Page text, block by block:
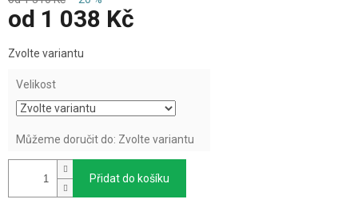
od 1 038 Kč
cena:
Zvolte variantu
Velikost
Můžeme doručit do: Zvolte variantu
Přidat do košíku